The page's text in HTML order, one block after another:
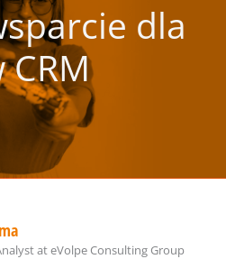
dla
ateVolpe Consulting Group